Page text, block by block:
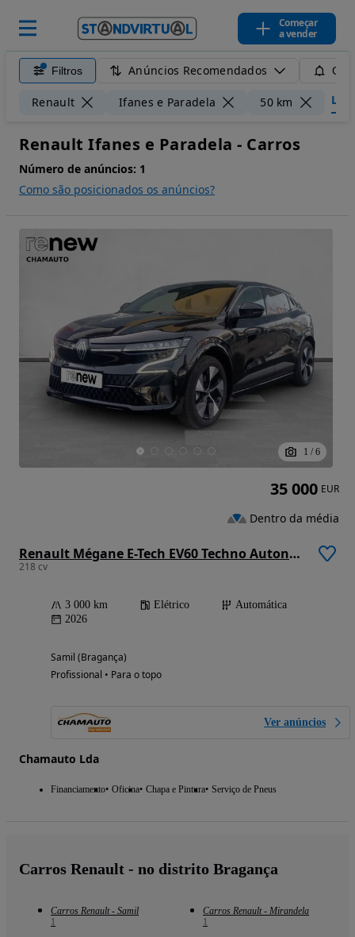
Começar
a vender
Filtros Anúncios Recomendados
Renault Ifanes e Paradela 50 km
Renault Ifanes e Paradela - Carros
Número de anúncios: 1
Como são posicionados os anúncios?
1 / 6
Renault Mégane E-Tech EV60 Techno Autonomia Comfort CA7
218 cv
3 000 km Elétrico
Automática
2026
Samil (Bragança)
Profissional • Para o topo
Ver anúncios
Chamauto Lda
Financiamento Oficina Chapa e Pintura Serviço de Pneus
35 000 EUR
Dentro da média
Carros Renault - no distrito Bragança
Carros Renault - Samil
1
Carros Renault - Mirandela
1